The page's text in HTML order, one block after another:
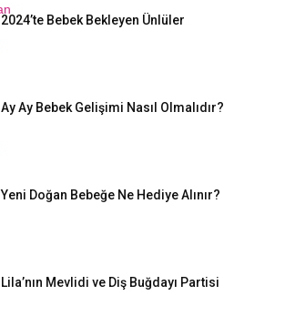
2024’te Bebek Bekleyen Ünlüler
Ay Ay Bebek Gelişimi Nasıl Olmalıdır?
Yeni Doğan Bebeğe Ne Hediye Alınır?
Lila’nın Mevlidi ve Diş Buğdayı Partisi